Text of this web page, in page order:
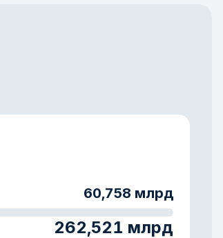
60,758 млрд
262,521 млрд